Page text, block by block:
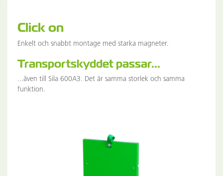
Click on
Enkelt och snabbt montage med starka magneter.
Transportskyddet passar...
...även till Sila 600A3. Det är samma storlek och samma
funktion.